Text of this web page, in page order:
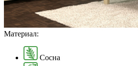
Материал:
Сосна